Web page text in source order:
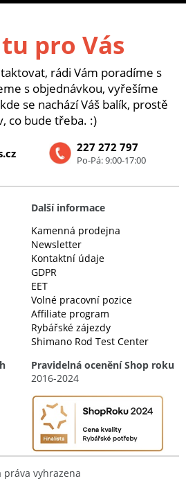
tu pro Vás
rádi Vám poradíme s
s objednávkou, vyřešíme
se nachází Váš balík, prostě
co bude třeba. :)
227 272 797
Po-Pá: 9:00-17:00
Další informace
Kamenná prodejna
Newsletter
Kontaktní údaje
GDPR
EET
Volné pracovní pozice
Affiliate program
Rybářské zájezdy
Shimano Rod Test Center
Pravidelná ocenění Shop roku
2016-2024
práva vyhrazena